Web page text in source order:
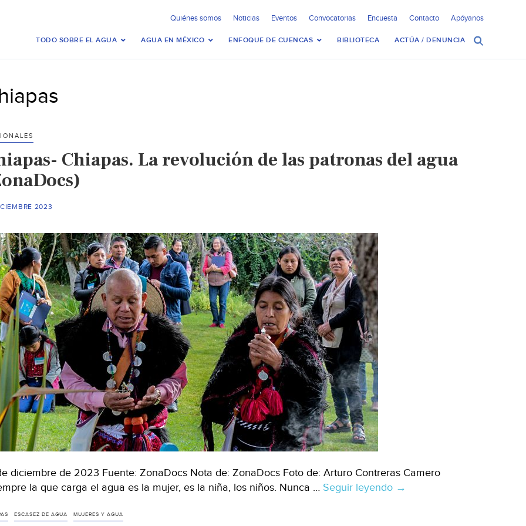
Quiénes somos Noticias Eventos Convocatorias Encuesta Contacto Apóyanos
TODO SOBRE EL AGUA AGUA EN MÉXICO ENFOQUE DE CUENCAS BIBLIOTECA ACTÚA / DENUNCIA
Chiapas. La revolución de las patronas del agua
2023
diciembre de 2023 Fuente: ZonaDocs Nota de: ZonaDocs Foto de: Arturo Contreras Camero
la que carga el agua es la mujer, es la niña, los niños. Nunca … Seguir leyendo Chiapas-
→
ESCASEZ DE AGUA MUJERES Y AGUA